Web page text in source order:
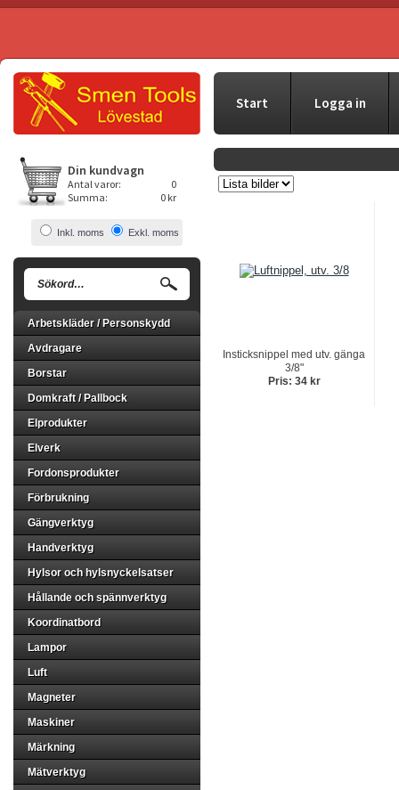
Start Logga in
Din kundvagn
Antal varor:
0
Summa:
0 kr
Inkl. moms Exkl. moms
Arbetskläder / Personskydd
Avdragare
Borstar
Domkraft / Pallbock
Elprodukter
Elverk
Fordonsprodukter
Förbrukning
Gängverktyg
Handverktyg
Hylsor och hylsnyckelsatser
Hållande och spännverktyg
Koordinatbord
Lampor
Luft
Magneter
Maskiner
Märkning
Mätverktyg
Insticksnippel med utv. gänga
3/8"
Pris: 34 kr